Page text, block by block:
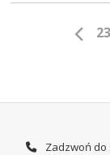
23
Zadzwoń